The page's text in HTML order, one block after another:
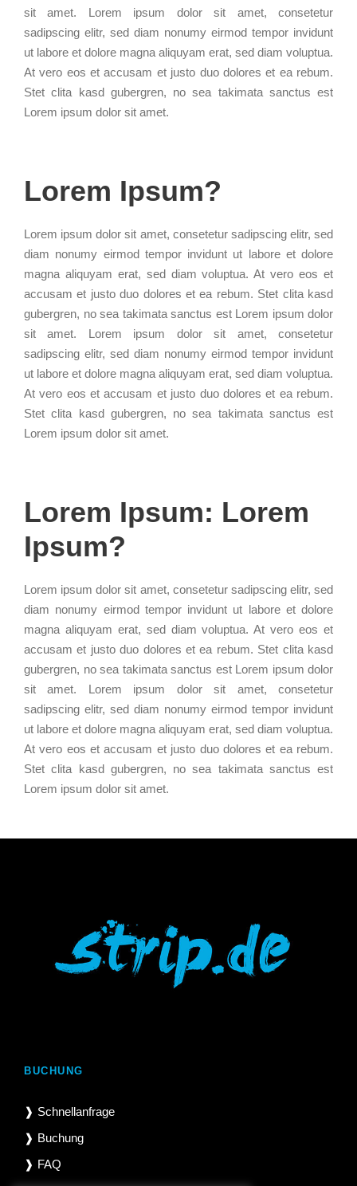
sit amet. Lorem ipsum dolor sit amet, consetetur
sadipscing elitr, sed diam nonumy eirmod tempor invidunt
ut labore et dolore magna aliquyam erat, sed diam voluptua.
At vero eos et accusam et justo duo dolores et ea rebum.
Stet clita kasd gubergren, no sea takimata sanctus est
Lorem ipsum dolor sit amet.
Lorem Ipsum?
Lorem ipsum dolor sit amet, consetetur sadipscing elitr, sed
diam nonumy eirmod tempor invidunt ut labore et dolore
magna aliquyam erat, sed diam voluptua. At vero eos et
accusam et justo duo dolores et ea rebum. Stet clita kasd
gubergren, no sea takimata sanctus est Lorem ipsum dolor
sit amet. Lorem ipsum dolor sit amet, consetetur
sadipscing elitr, sed diam nonumy eirmod tempor invidunt
ut labore et dolore magna aliquyam erat, sed diam voluptua.
At vero eos et accusam et justo duo dolores et ea rebum.
Stet clita kasd gubergren, no sea takimata sanctus est
Lorem ipsum dolor sit amet.
Lorem Ipsum: Lorem
Ipsum?
Lorem ipsum dolor sit amet, consetetur sadipscing elitr, sed
diam nonumy eirmod tempor invidunt ut labore et dolore
magna aliquyam erat, sed diam voluptua. At vero eos et
accusam et justo duo dolores et ea rebum. Stet clita kasd
gubergren, no sea takimata sanctus est Lorem ipsum dolor
sit amet. Lorem ipsum dolor sit amet, consetetur
sadipscing elitr, sed diam nonumy eirmod tempor invidunt
ut labore et dolore magna aliquyam erat, sed diam voluptua.
At vero eos et accusam et justo duo dolores et ea rebum.
Stet clita kasd gubergren, no sea takimata sanctus est
Lorem ipsum dolor sit amet.
BUCHUNG
❱ Schnellanfrage
❱ Buchung
❱ FAQ